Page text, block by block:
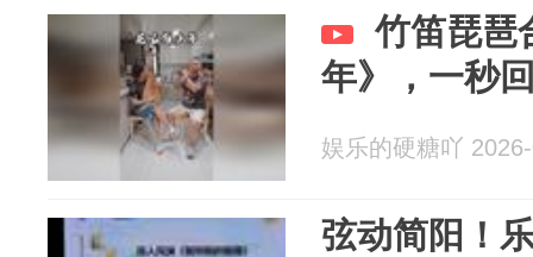
竹笛琵琶
年》，一秒
娱乐的硬糖吖
弦动简阳！